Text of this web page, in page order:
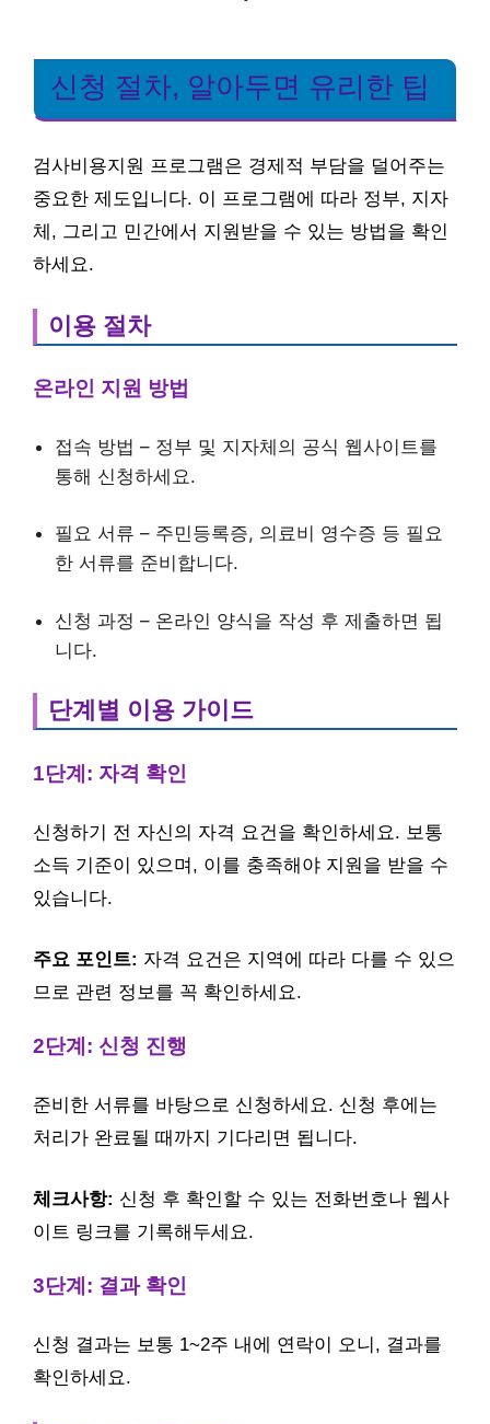
신청 절차, 알아두면 유리한 팁
검사비용지원 프로그램은 경제적 부담을 덜어주는
중요한 제도입니다. 이 프로그램에 따라 정부, 지자
체, 그리고 민간에서 지원받을 수 있는 방법을 확인
하세요.
이용 절차
온라인 지원 방법
접속 방법 – 정부 및 지자체의 공식 웹사이트를
통해 신청하세요.
필요 서류 – 주민등록증, 의료비 영수증 등 필요
한 서류를 준비합니다.
신청 과정 – 온라인 양식을 작성 후 제출하면 됩
니다.
단계별 이용 가이드
1단계: 자격 확인
신청하기 전 자신의 자격 요건을 확인하세요. 보통
소득 기준이 있으며, 이를 충족해야 지원을 받을 수
있습니다.
주요 포인트: 자격 요건은 지역에 따라 다를 수 있으
므로 관련 정보를 꼭 확인하세요.
2단계: 신청 진행
준비한 서류를 바탕으로 신청하세요. 신청 후에는
처리가 완료될 때까지 기다리면 됩니다.
체크사항: 신청 후 확인할 수 있는 전화번호나 웹사
이트 링크를 기록해두세요.
3단계: 결과 확인
신청 결과는 보통 1~2주 내에 연락이 오니, 결과를
확인하세요.